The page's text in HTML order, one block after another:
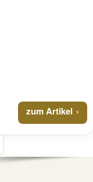
zum Artikel